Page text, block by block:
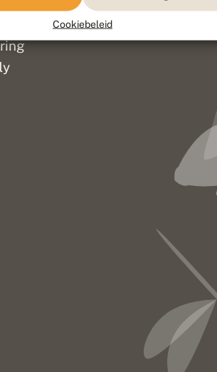
Cookiebeleid
Go2People, ontworpen door